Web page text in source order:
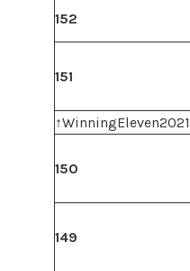
152
151
↑WinningEleven2021
150
149